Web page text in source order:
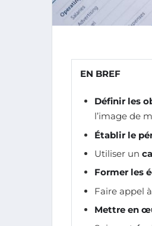
EN BREF
Définir les
l’image de
Établir le
Utiliser un
Former les
Faire appel
Mettre en